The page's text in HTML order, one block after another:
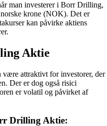
man investerer i Borr Drilling,
krone (NOK). Det er
kan påvirke aktiens
Aktie
attraktivt for investorer, der
Der er dog også risici
er volatil og påvirket af
Drilling Aktie: